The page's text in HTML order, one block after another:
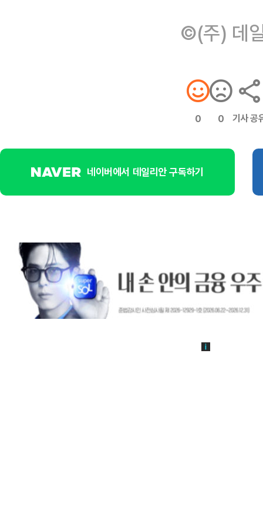
©(주) 데
0 0 기사 공
네이버에서 데일리안 구독하기